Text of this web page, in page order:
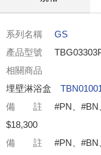
系列名稱
GS
產品型號
相關商品
埋壁淋浴盒
備 註
#PN、
$18,300
備 註
#PN、